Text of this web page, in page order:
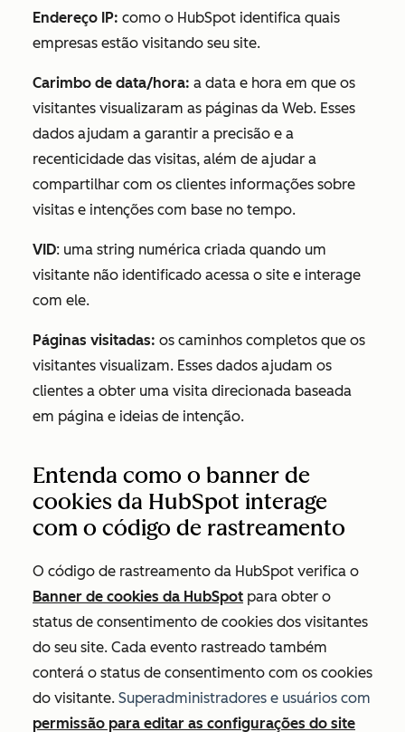
Endereço IP: como o HubSpot identifica quais
empresas estão visitando seu site.
Carimbo de data/hora: a data e hora em que os
visitantes visualizaram as páginas da Web. Esses
dados ajudam a garantir a precisão e a
recenticidade das visitas, além de ajudar a
compartilhar com os clientes informações sobre
visitas e intenções com base no tempo.
VID: uma string numérica criada quando um
visitante não identificado acessa o site e interage
com ele.
Páginas visitadas: os caminhos completos que os
visitantes visualizam. Esses dados ajudam os
clientes a obter uma visita direcionada baseada
em página e ideias de intenção.
Entenda como o banner de
cookies da HubSpot interage
com o código de rastreamento
O código de rastreamento da HubSpot verifica o
Banner de cookies da HubSpot para obter o
status de consentimento de cookies dos visitantes
do seu site. Cada evento rastreado também
conterá o status de consentimento com os cookies
do visitante. Superadministradores e usuários com
permissão para editar as configurações do site